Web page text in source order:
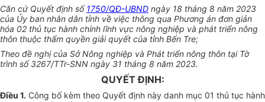
Căn cứ Quyết định số1750/QĐ-UBND ngày 18 tháng 8 năm 2023
của Ủy ban nhân dân tỉnh về việc thông qua Phương án đơn giản
hóa 02 thủ tục hành chính lĩnh vực nông nghiệp và phát triển nông
thôn thuộc thẩm quyền giải quyết của tỉnh Bến Tre;
Theo đề nghị của Sở Nông nghiệp và Phát triển nông thôn tại Tờ
trình số 3267/TTr-SNN ngày 31 tháng 8 năm 2023.
QUYẾT ĐỊNH:
Điều 1. Công bố kèm theo Quyết định này danh mục 01 thủ tục hành